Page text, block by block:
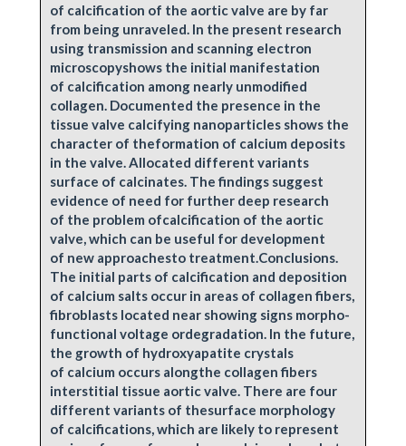
of calcification of the aortic valve are by far
from being unraveled. In the present research
using transmission and scanning electron
microscopyshows the initial manifestation
of calcification among nearly unmodified
collagen. Documented the presence in the
tissue valve calcifying nanoparticles shows the
character of theformation of calcium deposits
in the valve. Allocated different variants
surface of calcinates. The findings suggest
evidence of need for further deep research
of the problem ofcalcification of the aortic
valve, which can be useful for development
of new approachesto treatment.Conclusions.
The initial parts of calcification and deposition
of calcium salts occur in areas of collagen fibers,
fibroblasts located near showing signs morpho-
functional voltage ordegradation. In the future,
the growth of hydroxyapatite crystals
of calcium occurs alongthe collagen fibers
interstitial tissue aortic valve. There are four
different variants of thesurface morphology
of calcifications, which are likely to represent